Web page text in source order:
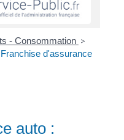
- Consommation >
Franchise d'assurance
auto :